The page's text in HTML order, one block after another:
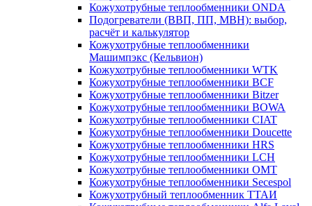
Кожухотрубные теплообменники ONDA
Подогреватели (ВВП, ПП, МВН): выбор,
расчёт и калькулятор
Кожухотрубные теплообменники
Машимпэкс (Кельвион)
Кожухотрубные теплообменники WTK
Кожухотрубные теплообменники BCF
Кожухотрубные теплообменники Bitzer
Кожухотрубные теплообменники BOWA
Кожухотрубные теплообменники CIAT
Кожухотрубные теплообменники Doucette
Кожухотрубные теплообменники HRS
Кожухотрубные теплообменники LCH
Кожухотрубные теплообменники OMT
Кожухотрубные теплообменники Secespol
Кожухотрубный теплообменник ТТАИ